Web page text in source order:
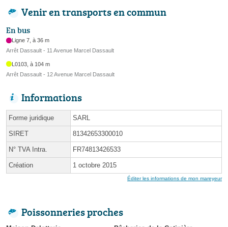
Venir en transports en commun
En bus
Ligne 7, à 36 m
Arrêt Dassault - 11 Avenue Marcel Dassault
L0103, à 104 m
Arrêt Dassault - 12 Avenue Marcel Dassault
Informations
Forme juridique SARL
SIRET 81342653300010
N° TVA Intra. FR74813426533
Création 1 octobre 2015
Éditer les informations de mon mareyeur
Poissonneries proches